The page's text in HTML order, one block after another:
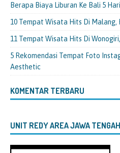
Berapa Biaya Liburan Ke Bali 5
10 Tempat Wisata Hits Di Malang,
11 Tempat Wisata Hits Di
5 Rekomendasi Tempat Foto
Aesthetic
KOMENTAR TERBARU
UNIT REDY AREA JAWA TENGAH